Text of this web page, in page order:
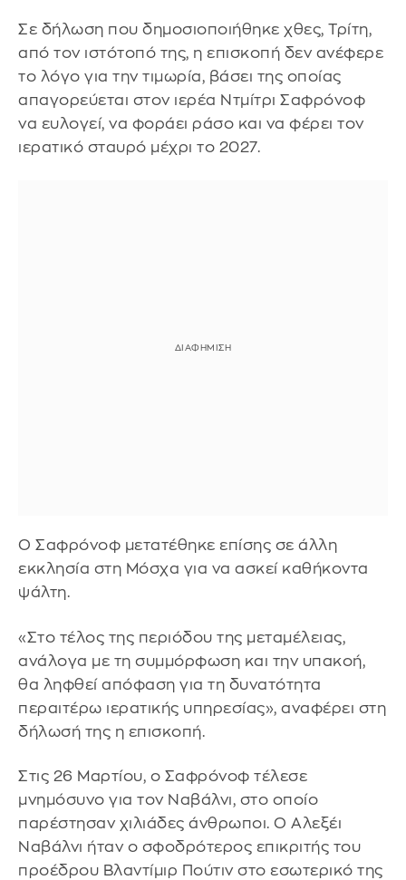
Σε δήλωση που δημοσιοποιήθηκε χθες, Τρίτη,
από τον ιστότοπό της, η επισκοπή δεν ανέφερε
το λόγο για την τιμωρία, βάσει της οποίας
απαγορεύεται στον ιερέα Ντμίτρι Σαφρόνοφ
να ευλογεί, να φοράει ράσο και να φέρει τον
ιερατικό σταυρό μέχρι το 2027.
Ο Σαφρόνοφ μετατέθηκε επίσης σε άλλη
εκκλησία στη Μόσχα για να ασκεί καθήκοντα
ψάλτη.
«Στο τέλος της περιόδου της μεταμέλειας,
ανάλογα με τη συμμόρφωση και την υπακοή,
θα ληφθεί απόφαση για τη δυνατότητα
περαιτέρω ιερατικής υπηρεσίας», αναφέρει στη
δήλωσή της η επισκοπή.
Στις 26 Μαρτίου, ο Σαφρόνοφ τέλεσε
μνημόσυνο για τον Ναβάλνι, στο οποίο
παρέστησαν χιλιάδες άνθρωποι. Ο Αλεξέι
Ναβάλνι ήταν ο σφοδρότερος επικριτής του
προέδρου Βλαντίμιρ Πούτιν στο εσωτερικό της